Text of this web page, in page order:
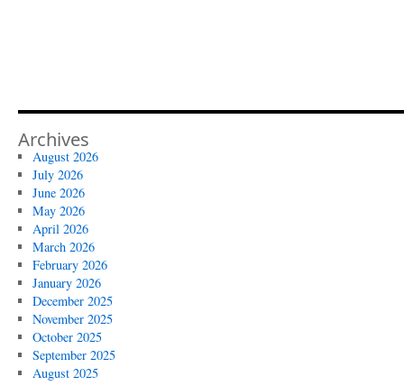
Archives
August 2026
July 2026
June 2026
May 2026
April 2026
March 2026
February 2026
January 2026
December 2025
November 2025
October 2025
September 2025
August 2025